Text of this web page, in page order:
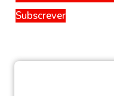
Subscrever